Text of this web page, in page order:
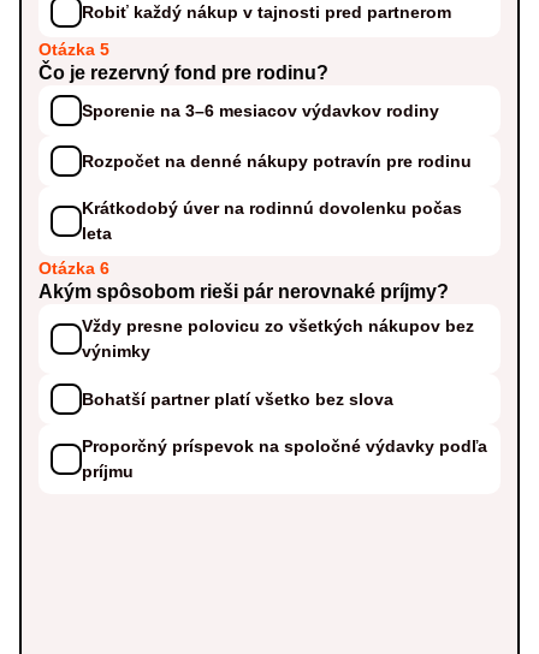
Robiť každý nákup v tajnosti pred partnerom
Otázka 5
Čo je rezervný fond pre rodinu?
Sporenie na 3–6 mesiacov výdavkov rodiny
Rozpočet na denné nákupy potravín pre rodinu
Krátkodobý úver na rodinnú dovolenku počas
leta
Otázka 6
Akým spôsobom rieši pár nerovnaké príjmy?
Vždy presne polovicu zo všetkých nákupov bez
výnimky
Bohatší partner platí všetko bez slova
Proporčný príspevok na spoločné výdavky podľa
príjmu